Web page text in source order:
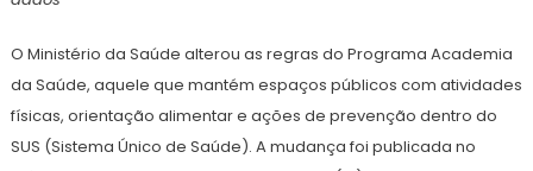
O Ministério da Saúde alterou as regras do Programa Academia
da Saúde, aquele que mantém espaços públicos com atividades
físicas, orientação alimentar e ações de prevenção dentro do
SUS (Sistema Único de Saúde). A mudança foi publicada no